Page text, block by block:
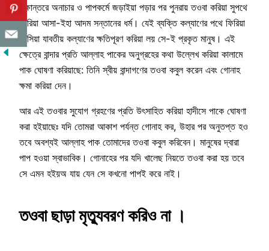
পক্ষান্তরে অনাচার ও পাপকর্মে জড়াইয়া পড়ার পর পুনরায় তওবা করিয়া সুপথে
ফিরিয়া আসা-ইহা আদম সন্তানের ধর্ম। যেই ব্যক্তি কল্যাণের পথে ফিরিয়া
আসিয়া যাবতীয় কল্যাণের ক্ষতিপূরণ করিয়া লয় সে-ই প্রকৃত মানুষ। এই
ক্ষেত্রে বান্দার প্রতি আল্লাহ পাকের অনুগ্রহের কথা উল্লেখ করিয়া কালামে
পাক ঘোষণা করিয়াছে: তিনি স্বীয় বান্দাগণের তওবা কবুল করেন এবং গোনাহ
ক্ষমা করিয়া দেন।
আর এই তওবার সুযোগ গ্রহণের প্রতি উৎসাহিত করিয়া হাদীসে পাকে ঘোষণা
করা হইয়াছেঃ যদি তোমরা আকাশ পর্যন্ত গোনাহ কর, উহার পর অনুতপ্ত হও
তবে অবশ্যই আল্লাহ পাক তোমাদের তওবা কবুল করিবেন। মানুষের দ্বারা
পাপ হওয়া স্বাভাবিক। গোনাহের পর যদি খালেছ নিয়তে তওবা করা হয় তবে
সে এমন হইয়অ যায় যেন সে কখনো পাপই করে নাই।
তওবা ছাড়া মৃত্যুবরণ করিও না ।